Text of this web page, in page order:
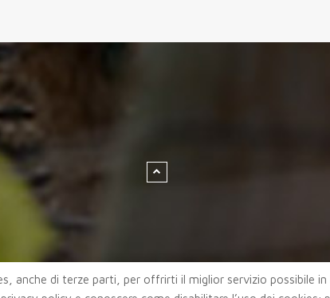
anche di terze parti, per offrirti il miglior servizio possibile in